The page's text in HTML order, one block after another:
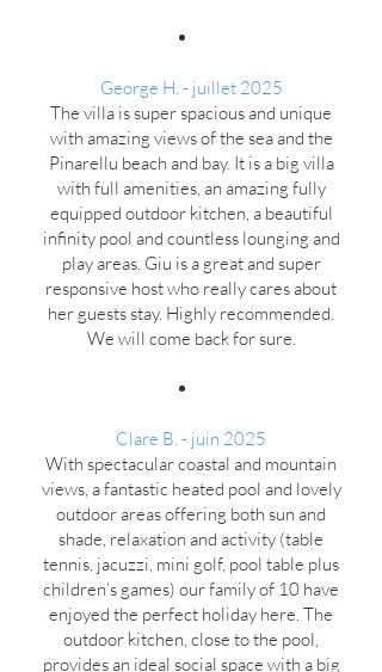
George H. - juillet 2025
The villa is super spacious and unique
with amazing views of the sea and the
Pinarellu beach and bay. It is a big villa
with full amenities, an amazing fully
equipped outdoor kitchen, a beautiful
infinity pool and countless lounging and
play areas. Giu is a great and super
responsive host who really cares about
her guests stay. Highly recommended.
We will come back for sure.
Clare B. - juin 2025
With spectacular coastal and mountain
views, a fantastic heated pool and lovely
outdoor areas offering both sun and
shade, relaxation and activity (table
tennis, jacuzzi, mini golf, pool table plus
children’s games) our family of 10 have
enjoyed the perfect holiday here. The
outdoor kitchen, close to the pool,
provides an ideal social space with a big